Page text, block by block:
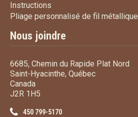
Instructions
Pliage personnalisé de fil métallique
Nous joindre
6685, Chemin du Rapide Plat Nord
Saint-Hyacinthe, Québec
Canada
J2R 1H5
450 799-5170